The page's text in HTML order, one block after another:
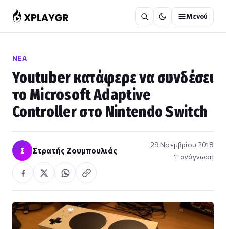
στο
περιεχόμενο
Μενού
ΝΈΑ
Youtuber κατάφερε να συνδέσει
το Microsoft Adaptive
Controller στο Nintendo Switch
Σ Στρατής Ζουμπουλιάς
29 Νοεμβρίου 2018
1′ ανάγνωση